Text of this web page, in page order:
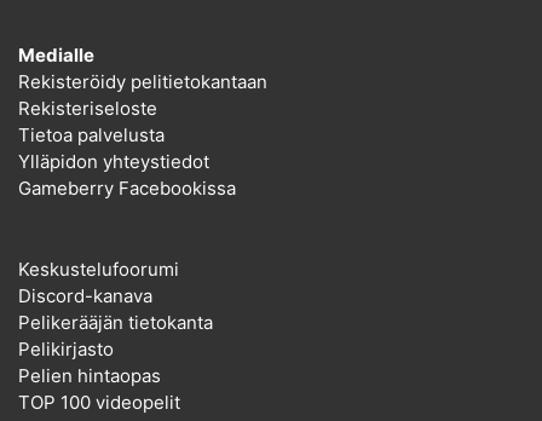
Medialle
Rekisteröidy pelitietokantaan
Rekisteriseloste
Tietoa palvelusta
Ylläpidon yhteystiedot
Gameberry Facebookissa
Keskustelufoorumi
Discord-kanava
Pelikerääjän tietokanta
Pelikirjasto
Pelien hintaopas
TOP 100 videopelit